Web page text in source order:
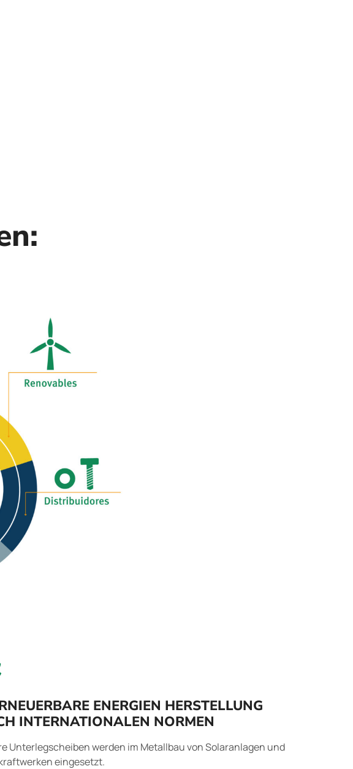
ENERGIEN HERSTELLUNG
INTERNATIONALEN NORMEN
Unterlegscheiben werden im Metallbau von Solaranlagen und
eingesetzt.